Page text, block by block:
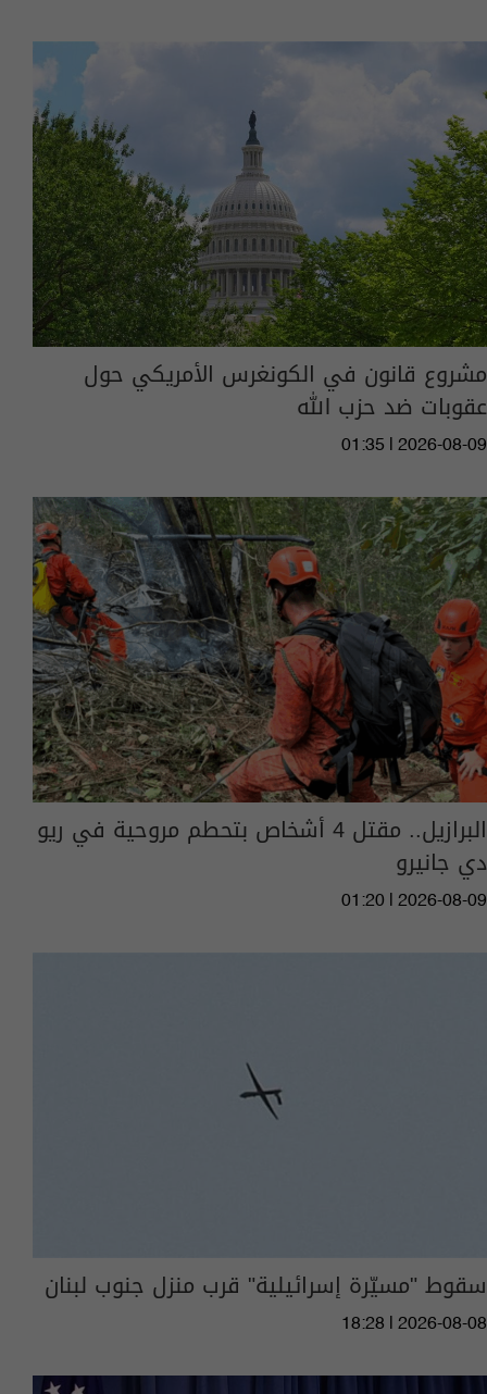
مشروع قانون في الكونغرس الأمريكي حول
عقوبات ضد حزب الله
01:35 | 2026-08-09
البرازيل.. مقتل 4 أشخاص بتحطم مروحية في ريو
دي جانيرو
01:20 | 2026-08-09
سقوط "مسيّرة إسرائيلية" قرب منزل جنوب لبنان
18:28 | 2026-08-08